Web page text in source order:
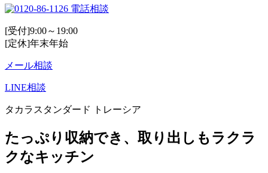
電話相談
[受付]9:00～19:00
[定休]年末年始
メール相談
LINE相談
タカラスタンダード トレーシア
たっぷり収納でき、取り出しもラクラ
クなキッチン